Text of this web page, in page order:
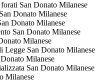
San Donato Milanese
Donato Milanese
Donato Milanese
San Donato Milanese
Milanese
Legge San Donato Milanese
Milanese
San Donato Milanese
Milanese